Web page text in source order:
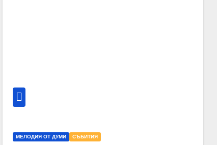
МЕЛОДИЯ ОТ ДУМИ СЪБИТИЯ